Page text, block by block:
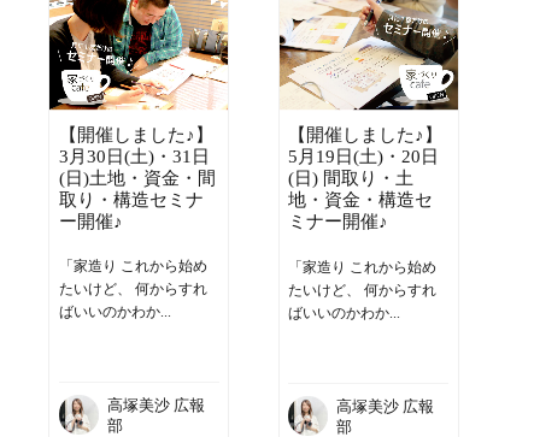
【開催しました♪】
3月30日(土)・31日
(日)土地・資金・間
取り・構造セミナ
ー開催♪
「家造り これから始め
たいけど、 何からすれ
ばいいのかわか...
高塚美沙 広報
部
【開催しました♪】
5月19日(土)・20日
(日) 間取り・土
地・資金・構造セ
ミナー開催♪
「家造り これから始め
たいけど、 何からすれ
ばいいのかわか...
高塚美沙 広報
部